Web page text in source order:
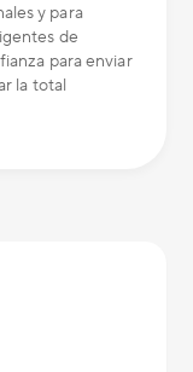
y para
de
para enviar
la total